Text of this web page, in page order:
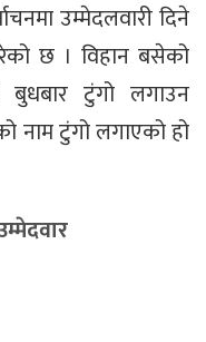
उम्मेदलवारी दिने
छ । विहान बसेको
टुंगो लगाउन
नाम टुंगो लगाएको हो